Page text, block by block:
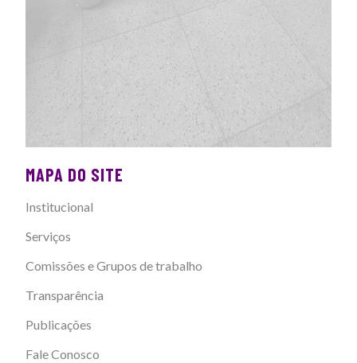
MAPA DO SITE
Institucional
Serviços
Comissões e Grupos de trabalho
Transparência
Publicações
Fale Conosco